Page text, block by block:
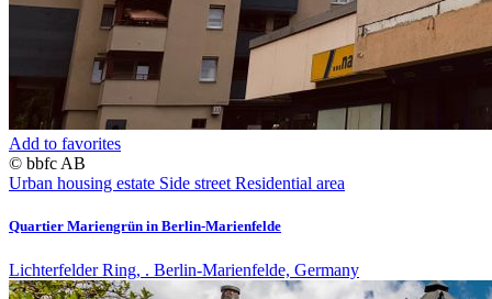
Add to favorites
© bbfc AB
Urban housing estate Side street Residential area
Quartier Mariengrün in Berlin-Marienfelde
Lichterfelder Ring, . Berlin-Marienfelde, Germany